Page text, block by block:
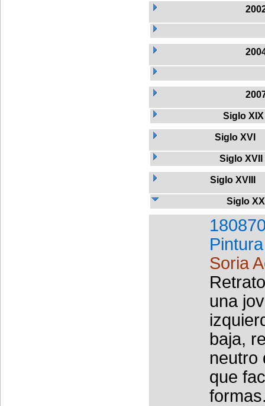
Siglo XIX
Siglo XVI
Siglo XVII
Siglo XVIII
Siglo XX
Pintura
Soria
una
baja,
neutro
que